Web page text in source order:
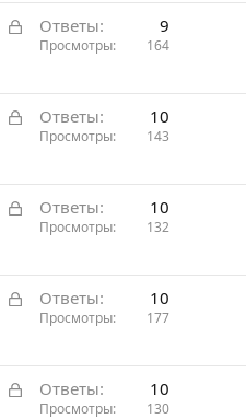
ыЗ
р
ы
Ответы 9
Просмотры 164
З
р
ы
Ответы 10
Просмотры 143
З
р
ы
Ответы 10
Просмотры 132
З
р
ы
Ответы 10
Просмотры 177
З
Ответы 10
Просмотры 130